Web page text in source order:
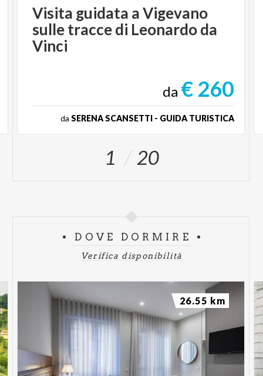
Visita guidata a Vigevano
sulle tracce di Leonardo da
Vinci
da € 260
da SERENA SCANSETTI - GUIDA TURISTICA
1 20
DOVE DORMIRE
Verifica disponibilità
26.55 km